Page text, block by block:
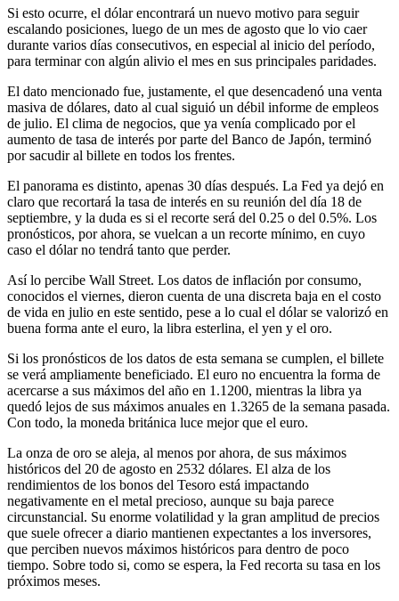
Si esto ocurre, el dólar encontrará un nuevo motivo para seguir
escalando posiciones, luego de un mes de agosto que lo vio caer
durante varios días consecutivos, en especial al inicio del período,
para terminar con algún alivio el mes en sus principales paridades.
El dato mencionado fue, justamente, el que desencadenó una venta
masiva de dólares, dato al cual siguió un débil informe de empleos
de julio. El clima de negocios, que ya venía complicado por el
aumento de tasa de interés por parte del Banco de Japón, terminó
por sacudir al billete en todos los frentes.
El panorama es distinto, apenas 30 días después. La Fed ya dejó en
claro que recortará la tasa de interés en su reunión del día 18 de
septiembre, y la duda es si el recorte será del 0.25 o del 0.5%. Los
pronósticos, por ahora, se vuelcan a un recorte mínimo, en cuyo
caso el dólar no tendrá tanto que perder.
Así lo percibe Wall Street. Los datos de inflación por consumo,
conocidos el viernes, dieron cuenta de una discreta baja en el costo
de vida en julio en este sentido, pese a lo cual el dólar se valorizó en
buena forma ante el euro, la libra esterlina, el yen y el oro.
Si los pronósticos de los datos de esta semana se cumplen, el billete
se verá ampliamente beneficiado. El euro no encuentra la forma de
acercarse a sus máximos del año en 1.1200, mientras la libra ya
quedó lejos de sus máximos anuales en 1.3265 de la semana pasada.
Con todo, la moneda británica luce mejor que el euro.
La onza de oro se aleja, al menos por ahora, de sus máximos
históricos del 20 de agosto en 2532 dólares. El alza de los
rendimientos de los bonos del Tesoro está impactando
negativamente en el metal precioso, aunque su baja parece
circunstancial. Su enorme volatilidad y la gran amplitud de precios
que suele ofrecer a diario mantienen expectantes a los inversores,
que perciben nuevos máximos históricos para dentro de poco
tiempo. Sobre todo si, como se espera, la Fed recorta su tasa en los
próximos meses.